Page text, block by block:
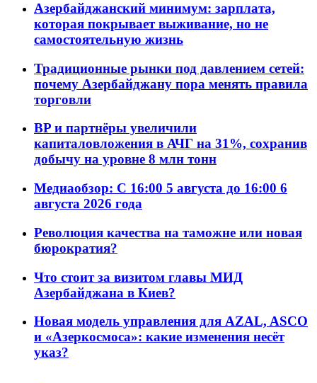
Азербайджанский минимум: зарплата,
которая покрывает выживание, но не
самостоятельную жизнь
Традиционные рынки под давлением сетей:
почему Азербайджану пора менять правила
торговли
BP и партнёры увеличили
капиталовложения в АЧГ на 31%, сохранив
добычу на уровне 8 млн тонн
Медиаобзор: С 16:00 5 августа до 16:00 6
августа 2026 года
Революция качества на таможне или новая
бюрократия?
Что стоит за визитом главы МИД
Азербайджана в Киев?
Новая модель управления для AZAL, ASCO
и «Азеркосмоса»: какие изменения несёт
указ?